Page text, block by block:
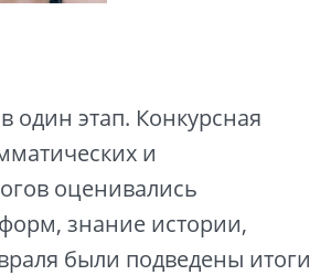
один этап. Конкурсная
и
оценивались
знание истории,
были подведены итоги